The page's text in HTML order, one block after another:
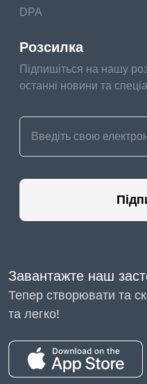
DPA
Розсилка
Підпишіться на нашу
останні новини та
Завантажте наш
Тепер створювати та
та легко!